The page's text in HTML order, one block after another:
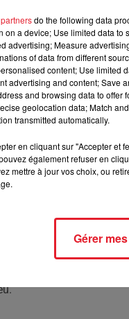
millions de dollars
avoir touché un
violences
aux enfers avec
des actes de viol et
d'un accord. Selon
médiatique.
Diddy. Les affaires
do the following data
on a device; Use limited data
advertising; Measure
of data from different
content; Use limited
advertising and content; Save
and browsing data to
geolocation data; Match
transmitted automatically.
en cliquant sur "Accepter et
également refuser en
mettre à jour vos choix, ou
Gérer